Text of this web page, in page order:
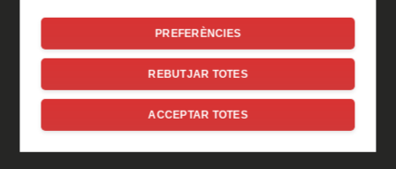
Ep, disculpa!
Sembla que hi ha hagut un
error de connexió temporal
PREFERÈNCIES
REBUTJAR TOTES
ACCEPTAR TOTES